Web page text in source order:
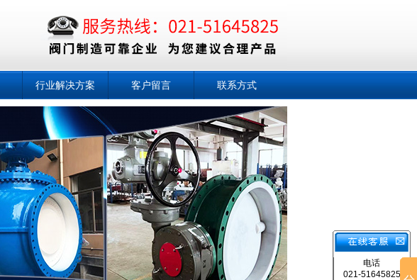
行业解决方案 客户留言 联系方式
电话
021-51645825